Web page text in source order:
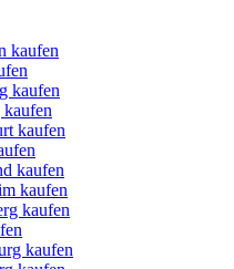
kaufen
kaufen
kaufen
kaufen
kaufen
kaufen
kaufen
kaufen